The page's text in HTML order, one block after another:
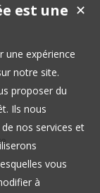
✕
est une
une expérience
notre site.
proposer du
Ils nous
nos services et
vous
à